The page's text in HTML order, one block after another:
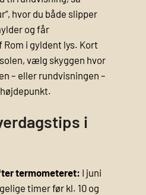
hvor du både slipper
og får
i gyldent lys. Kort
vælg skyggen hvor
– eller rundvisningen –
i
termometeret: I juni
timer før kl. 10 og